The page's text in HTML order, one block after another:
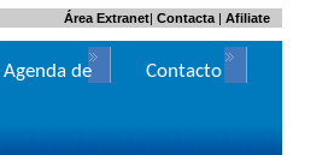
| Contacta| Afiliate
Área Extranet
Agenda de
Contacto